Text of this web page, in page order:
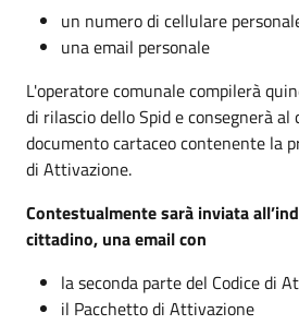
un numero di cellulare
una email personale
L'operatore comunale compilerà
di rilascio dello Spid e consegnerà
documento cartaceo contenente la
di Attivazione.
Contestualmente sarà inviata
cittadino, una email con
la seconda parte del Codice di
il Pacchetto di Attivazione